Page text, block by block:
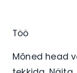
Töö
Mõned head